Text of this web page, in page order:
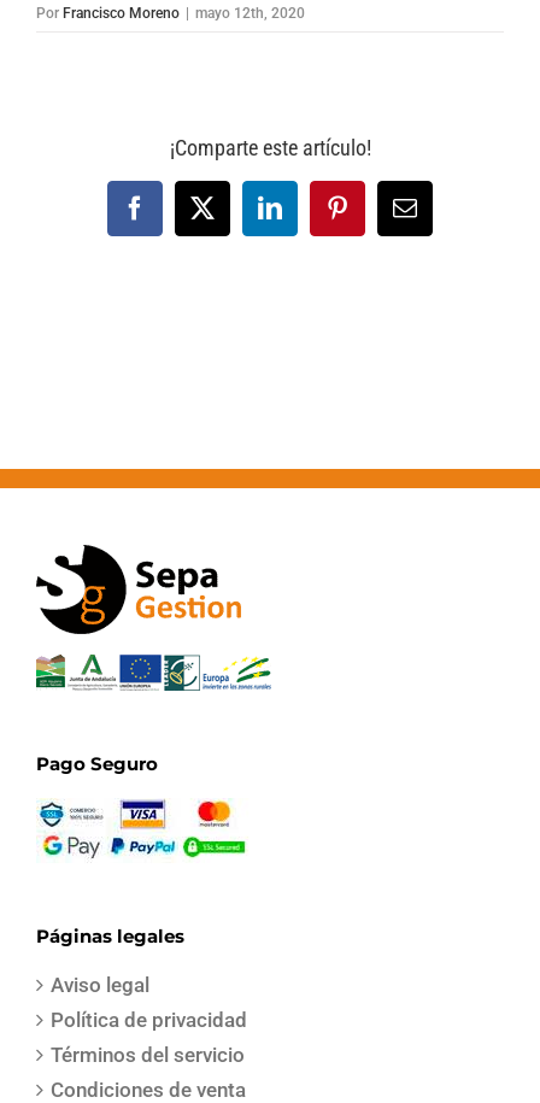
Por Francisco Moreno | mayo 12th, 2020
¡Comparte este artículo!
Facebook
X LinkedInPinterestCorreo
electrónico
Pago Seguro
Páginas legales
Aviso legal
Política de privacidad
Términos del servicio
Condiciones de venta